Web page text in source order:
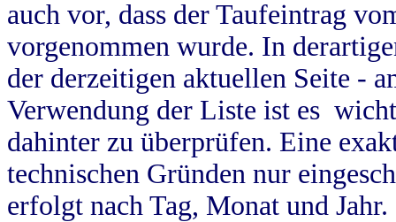
auch vor, dass der Taufeintrag
vorgenommen wurde. In
der derzeitigen aktuellen Seite -
Verwendung der Liste ist es
dahinter zu überprüfen. Eine
technischen Gründen nur
erfolgt nach Tag, Monat und Jahr.